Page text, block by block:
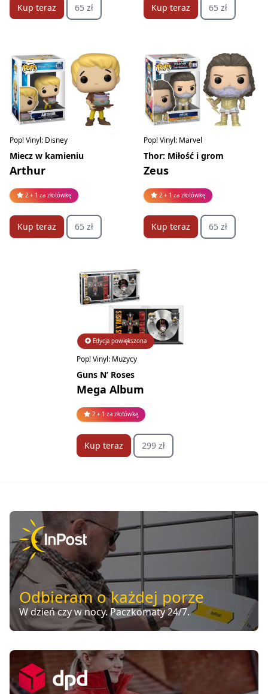
Kup teraz 65 zł Kup teraz 65 zł
Pop! Vinyl: Disney
Miecz w kamieniu
Arthur
2 + 1 za złotówkę
Kup teraz 65 zł
Pop! Vinyl: Marvel
Thor: Miłość i grom
Zeus
2 + 1 za złotówkę
Kup teraz 65 zł
Edycja powiększona
Pop! Vinyl: Muzycy
Guns N’ Roses
Mega Album
2 + 1 za złotówkę
Kup teraz 299 zł
Odbieram o każdej porze
W dzień czy w nocy. Paczkomaty 24/7.